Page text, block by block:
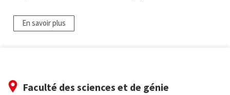
En savoir plus
Faculté des sciences et de génie